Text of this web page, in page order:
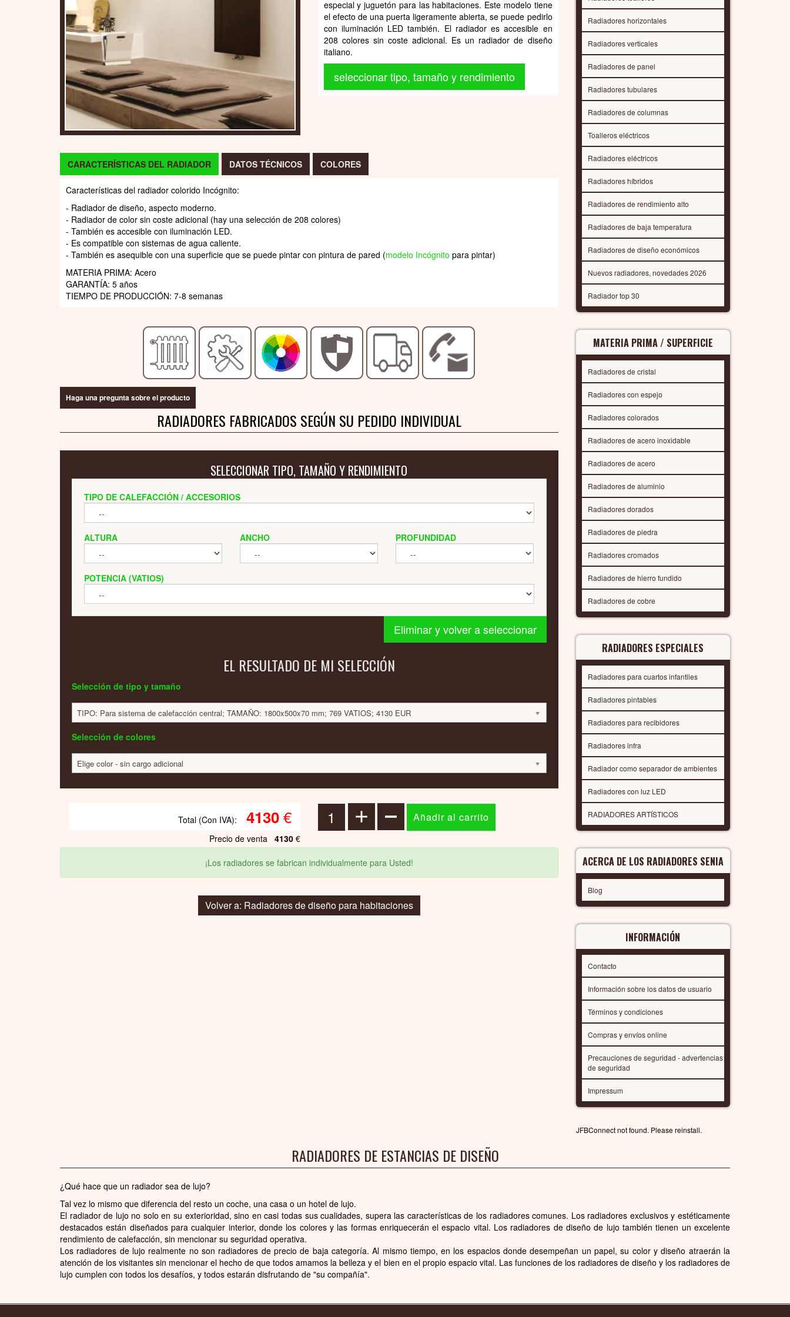
especial y juguetón para las habitaciones. Este modelo tiene
el efecto de una puerta ligeramente abierta, se puede pedirlo
con iluminación LED también. El radiador es accesible en
208 colores sin coste adicional. Es un radiador de diseño
italiano.
seleccionar tipo, tamaño y rendimiento
CARACTERÍSTICAS DEL RADIADOR DATOS TÉCNICOS COLORES
Características del radiador colorido Incógnito:
- Radiador de diseño, aspecto moderno.
- Radiador de color sin coste adicional (hay una selección de 208 colores)
- También es accesible con iluminación LED.
- Es compatible con sistemas de agua caliente.
- También es asequible con una superficie que se puede pintar con pintura de pared (modelo Incógnito para pintar)
MATERIA PRIMA: Acero
GARANTÍA: 5 años
TIEMPO DE PRODUCCIÓN: 7-8 semanas
Haga una pregunta sobre el producto
RADIADORES FABRICADOS SEGÚN SU PEDIDO INDIVIDUAL
SELECCIONAR TIPO, TAMAÑO Y RENDIMIENTO
TIPO DE CALEFACCIÓN / ACCESORIOS
ALTURA ANCHO PROFUNDIDAD
POTENCIA (VATIOS)
Eliminar y volver a seleccionar
EL RESULTADO DE MI SELECCIÓN
Selección de tipo y tamaño
TIPO: Para sistema de calefacción central; TAMAÑO: 1800x500x70 mm; 769 VATIOS; 4130 EUR
Selección de colores
Elige color - sin cargo adicional
Total (Con IVA): 4130€
Precio de venta 4130€
¡Los radiadores se fabrican individualmente para Usted!
Volver a: Radiadores de diseño para habitaciones
Radiadores horizontales
Radiadores verticales
Radiadores de panel
Radiadores tubulares
Radiadores de columnas
Toalleros eléctricos
Radiadores eléctricos
Radiadores híbridos
Radiadores de rendimiento alto
Radiadores de baja temperatura
Radiadores de diseño económicos
Nuevos radiadores, novedades 2026
Radiador top 30
MATERIA PRIMA / SUPERFICIE
Radiadores de cristal
Radiadores con espejo
Radiadores colorados
Radiadores de acero inoxidable
Radiadores de acero
Radiadores de aluminio
Radiadores dorados
Radiadores de piedra
Radiadores cromados
Radiadores de hierro fundido
Radiadores de cobre
RADIADORES ESPECIALES
Radiadores para cuartos infantiles
Radiadores pintables
Radiadores para recibidores
Radiadores infra
Radiador como separador de ambientes
Radiadores con luz LED
RADIADORES ARTÍSTICOS
ACERCA DE LOS RADIADORES SENIA
Blog
INFORMACIÓN
Contacto
Información sobre los datos de usuario
Términos y condiciones
Compras y envíos online
Precauciones de seguridad - advertencias
de seguridad
Impressum
JFBConnect not found. Please reinstall.
RADIADORES DE ESTANCIAS DE DISEÑO
¿Qué hace que un radiador sea de lujo?
Tal vez lo mismo que diferencia del resto un coche, una casa o un hotel de lujo.
El radiador de lujo no solo en su exterioridad, sino en casi todas sus cualidades, supera las características de los radiadores comunes. Los radiadores exclusivos y estéticamente
destacados están diseñados para cualquier interior, donde los colores y las formas enriquecerán el espacio vital. Los radiadores de diseño de lujo también tienen un excelente
rendimiento de calefacción, sin mencionar su seguridad operativa.
Los radiadores de lujo realmente no son radiadores de precio de baja categoría. Al mismo tiempo, en los espacios donde desempeñan un papel, su color y diseño atraerán la
atención de los visitantes sin mencionar el hecho de que todos amamos la belleza y el bien en el propio espacio vital. Las funciones de los radiadores de diseño y los radiadores de
lujo cumplen con todos los desafíos, y todos estarán disfrutando de "su compañía".